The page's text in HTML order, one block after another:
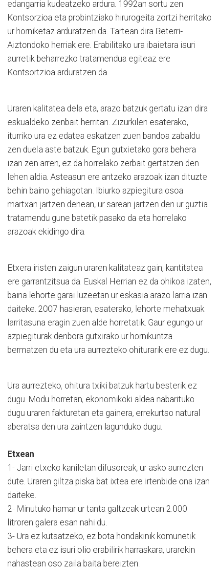
edangarria kudeatzeko ardura. 1992an sortu zen
Kontsorzioa eta probintziako hirurogeita zortzi herritako
ur horniketaz arduratzen da. Tartean dira Beterri-
Aiztondoko herriak ere. Erabilitako ura ibaietara isuri
aurretik beharrezko tratamendua egiteaz ere
Kontsortzioa arduratzen da.
Uraren kalitatea dela eta, arazo batzuk gertatu izan dira
eskualdeko zenbait herritan. Zizurkilen esaterako,
iturriko ura ez edatea eskatzen zuen bandoa zabaldu
zen duela aste batzuk. Egun gutxietako gora behera
izan zen arren, ez da horrelako zerbait gertatzen den
lehen aldia. Asteasun ere antzeko arazoak izan dituzte
behin baino gehiagotan. Ibiurko azpiegitura osoa
martxan jartzen denean, ur sarean jartzen den ur guztia
tratamendu gune batetik pasako da eta horrelako
arazoak ekidingo dira.
Etxera iristen zaigun uraren kalitateaz gain, kantitatea
ere garrantzitsua da. Euskal Herrian ez da ohikoa izaten,
baina lehorte garai luzeetan ur eskasia arazo larria izan
daiteke. 2007 hasieran, esaterako, lehorte mehatxuak
larritasuna eragin zuen alde horretatik. Gaur egungo ur
azpiegiturak denbora gutxirako ur hornikuntza
bermatzen du eta ura aurrezteko ohiturarik ere ez dugu.
Ura aurrezteko, ohitura txiki batzuk hartu besterik ez
dugu. Modu horretan, ekonomikoki aldea nabarituko
dugu uraren fakturetan eta gainera, errekurtso natural
aberatsa den ura zaintzen lagunduko dugu.
Etxean
1- Jarri etxeko kaniletan difusoreak, ur asko aurrezten
dute. Uraren giltza piska bat ixtea ere irtenbide ona izan
daiteke.
2- Minutuko hamar ur tanta galtzeak urtean 2.000
litroren galera esan nahi du.
3- Ura ez kutsatzeko, ez bota hondakinik komunetik
behera eta ez isuri olio erabilirik harraskara, urarekin
nahastean oso zaila baita bereizten.